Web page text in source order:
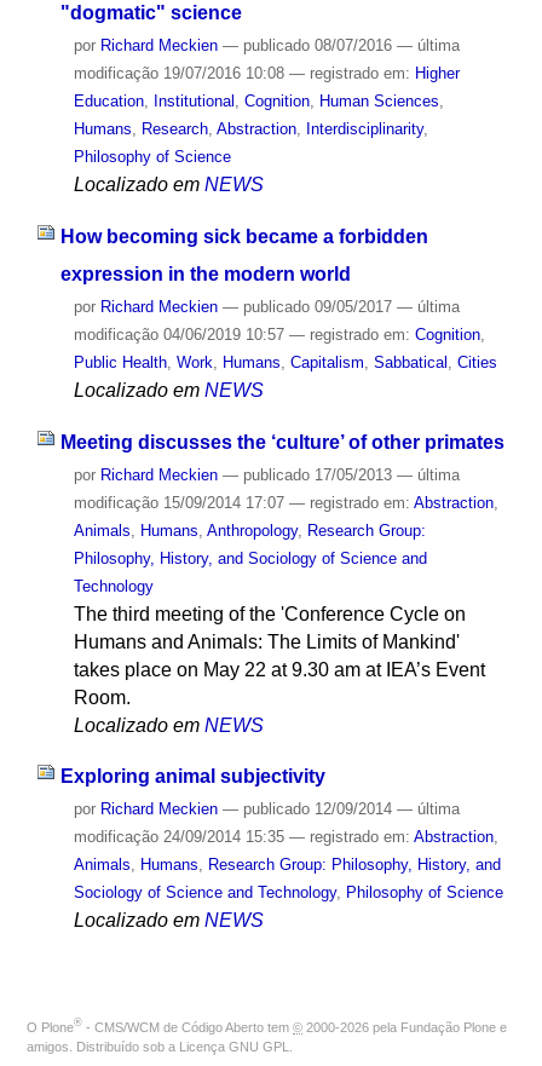
"dogmatic" science
por Richard Meckien — publicado08/07/2016 — última
modificação19/07/2016 10:08 — registrado em: Higher
Education, Institutional , Cognition, Human Sciences,
Humans, Research, Abstraction, Interdisciplinarity,
Philosophy of Science
Localizado em NEWS
How becoming sick became a forbidden
expression in the modern world
por Richard Meckien — publicado09/05/2017 — última
modificação04/06/2019 10:57 — registrado em: Cognition,
Public Health, Work, Humans, Capitalism, Sabbatical , Cities
Localizado em NEWS
Meeting discusses the ‘culture’ of other primates
por Richard Meckien — publicado17/05/2013 — última
modificação15/09/2014 17:07 — registrado em: Abstraction,
Animals
Humans Anthropology, Research Group:
Philosophy, History, and Sociology of Science and
Technology
The third meeting of the 'Conference Cycle on
Humans and Animals: The Limits of Mankind'
takes place on May 22 at 9.30 am at IEA’s Event
Room.
Localizado em NEWS
Exploring animal subjectivity
por Richard Meckien — publicado12/09/2014 — última
modificação24/09/2014 15:35 — registrado em: Abstraction,
Animals, Humans, Research Group: Philosophy, History, and
Sociology of Science and Technology, Philosophy of Science
Localizado em NEWS
O Plone® - CMS/WCM de Código Aberto tem © 2000-2026 pela Fundação Plone e
amigos. Distribuído sob a Licença GNU GPL